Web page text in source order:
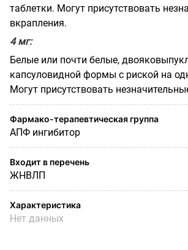
таблетки. Могут присутствовать
вкрапления.
4 мг:
Белые или почти белые,
капсуловидной формы с риской на
Могут присутствовать
Фармако-терапевтическая группа
АПФ ингибитор
Входит в перечень
ЖНВЛП
Характеристика
Нет данных